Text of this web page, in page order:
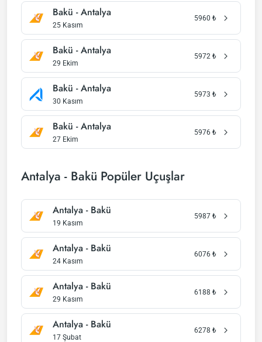
Bakü - Antalya
25 Kasım
5960 ₺
Bakü - Antalya
29 Ekim
5972 ₺
Bakü - Antalya
30 Kasım
5973 ₺
Bakü - Antalya
27 Ekim
5976 ₺
Antalya - Bakü Popüler Uçuşlar
Antalya - Bakü
19 Kasım
5987 ₺
Antalya - Bakü
24 Kasım
6076 ₺
Antalya - Bakü
29 Kasım
6188 ₺
Antalya - Bakü
17 Şubat
6278 ₺